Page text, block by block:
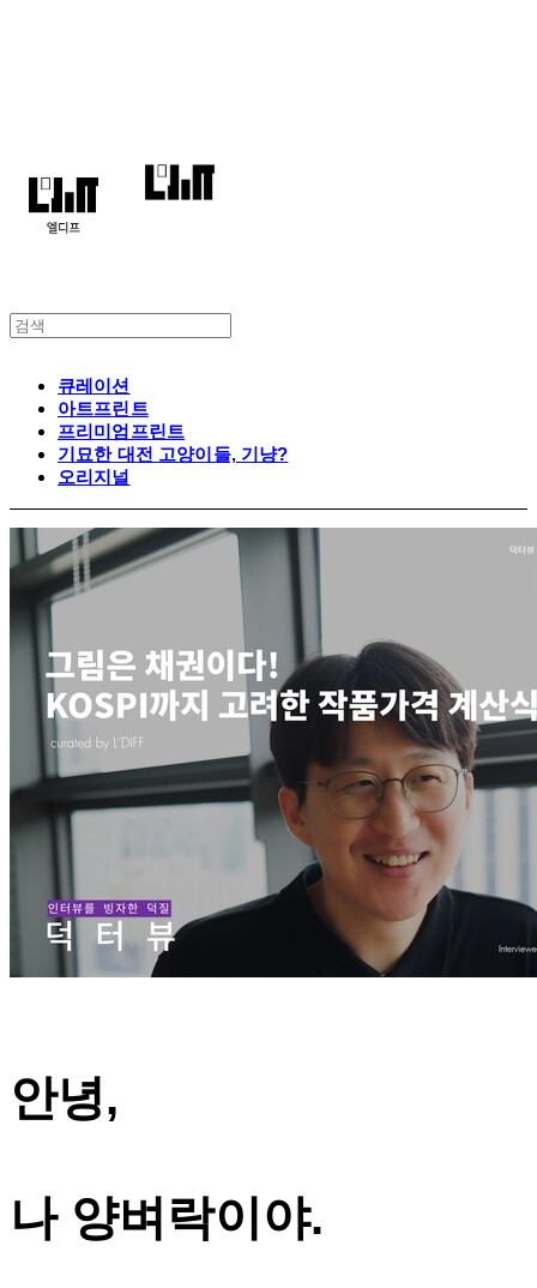
큐레이션
아트프린트
프리미엄프린트
기묘한 대전 고양이들, 기냥?
오리지널
안녕,
나 양벼락이야.